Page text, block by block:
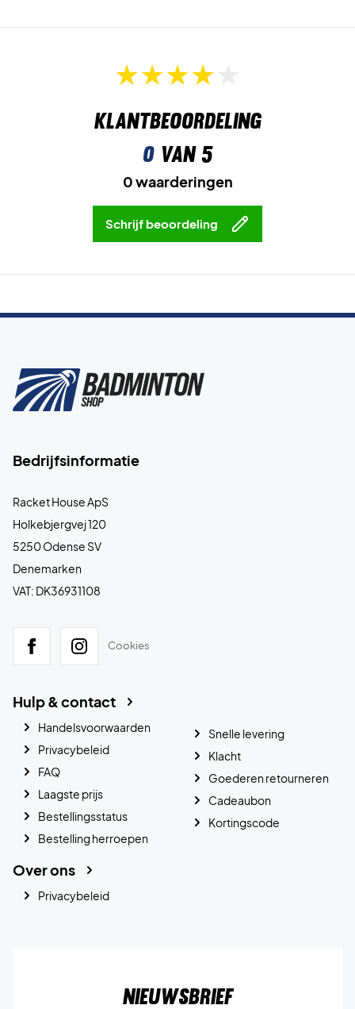
Klantbeoordeling
0van 5
0 waarderingen
Schrijf beoordeling
Bedrijfsinformatie
Racket House ApS
Holkebjergvej 120
5250 Odense SV
Denemarken
VAT: DK36931108
Cookies
Hulp & contact
Handelsvoorwaarden
Privacybeleid
FAQ
Laagste prijs
Bestellingsstatus
Bestelling herroepen
Snelle levering
Klacht
Goederen retourneren
Cadeaubon
Kortingscode
Over ons
Privacybeleid
Nieuwsbrief